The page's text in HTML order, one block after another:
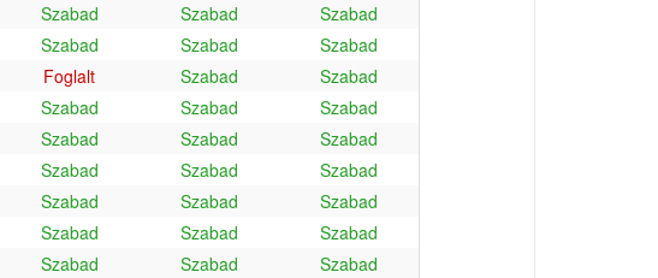
Szabad Szabad
Szabad
Szabad Szabad
Szabad
Foglalt Szabad
Szabad
Szabad Szabad
Szabad
Szabad Szabad
Szabad
Szabad Szabad
Szabad
Szabad Szabad
Szabad
Szabad Szabad
Szabad
Szabad Szabad
Szabad